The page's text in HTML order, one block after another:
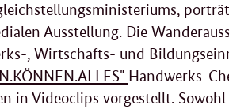
Ausstellung. Die
, Wirtschafts- und
Handwerks-
in Videoclips vorgestellt.